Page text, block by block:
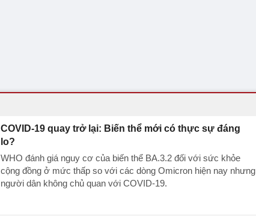
COVID-19 quay trở lại: Biến thể mới có thực sự đáng
lo?
WHO đánh giá nguy cơ của biến thể BA.3.2 đối với sức khỏe
cộng đồng ở mức thấp so với các dòng Omicron hiện nay nhưng
người dân không chủ quan với COVID-19.